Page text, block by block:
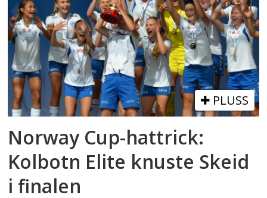
PLUSS
Norway Cup-hattrick:
Kolbotn Elite knuste Skeid
i finalen